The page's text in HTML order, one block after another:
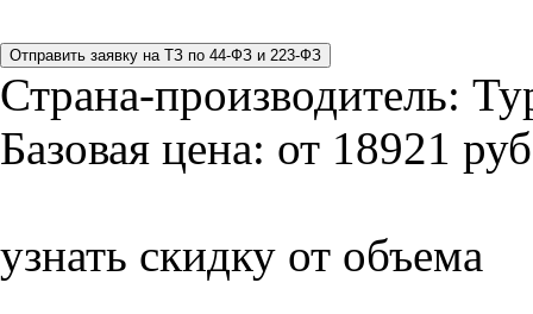
Страна-производитель:
Базовая цена: от 18921
узнать скидку от объема